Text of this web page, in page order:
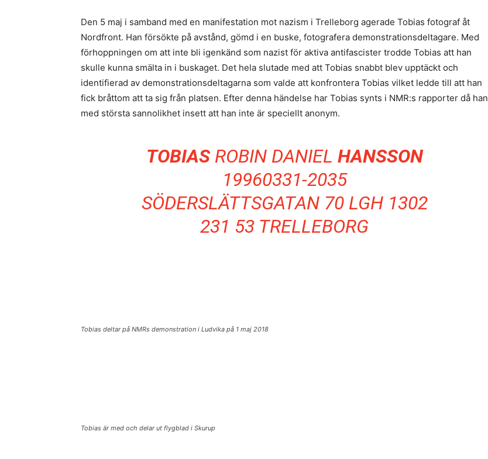
Den 5 maj i samband med en manifestation mot nazism i Trelleborg agerade Tobias fotograf åt
Nordfront. Han försökte på avstånd, gömd i en buske, fotografera demonstrationsdeltagare. Med
förhoppningen om att inte bli igenkänd som nazist för aktiva antifascister trodde Tobias att han
skulle kunna smälta in i buskaget. Det hela slutade med att Tobias snabbt blev upptäckt och
identifierad av demonstrationsdeltagarna som valde att konfrontera Tobias vilket ledde till att han
fick bråttom att ta sig från platsen. Efter denna händelse har Tobias synts i NMR:s rapporter då han
med största sannolikhet insett att han inte är speciellt anonym.
TOBIASROBIN DANIEL HANSSON
19960331-2035
SÖDERSLÄTTSGATAN 70 LGH 1302
231 53 TRELLEBORG
Tobias deltar på NMRs demonstration i Ludvika på 1 maj 2018
Tobias är med och delar ut flygblad i Skurup